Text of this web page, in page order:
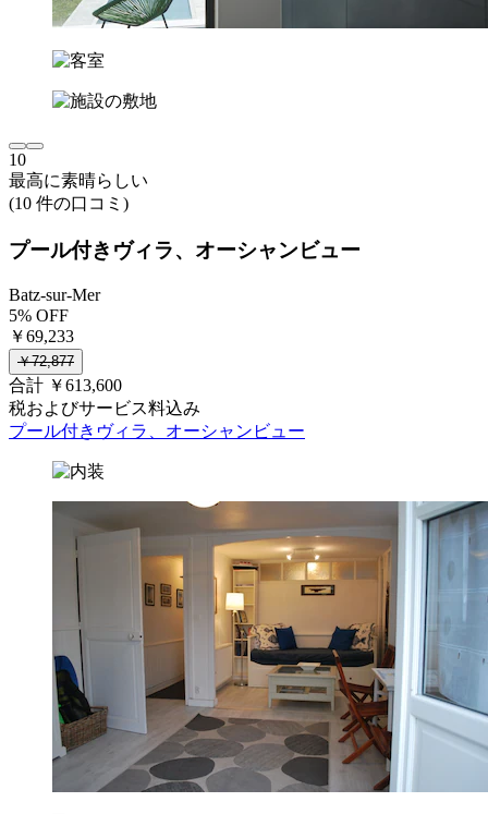
10
最高に素晴らしい
(10 件の口コミ)
プール付きヴィラ、オーシャンビュー
Batz-sur-Mer
5% OFF
￥69,233
￥72,877
合計 ￥613,600
税およびサービス料込み
プール付きヴィラ、オーシャンビュー